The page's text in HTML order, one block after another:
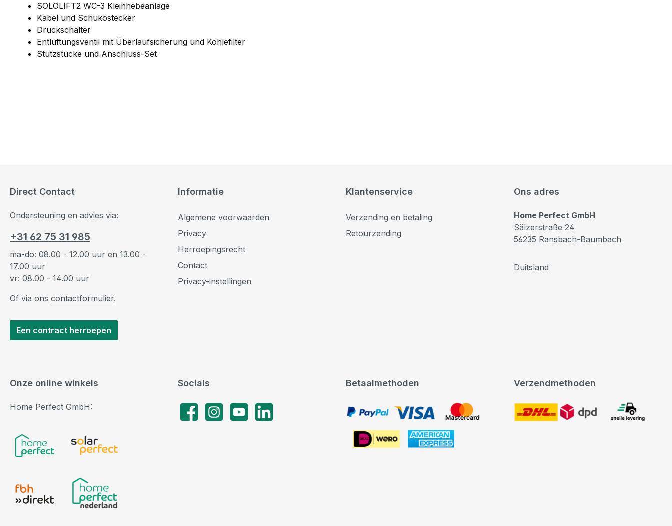
SOLOLIFT2 WC-3 Kleinhebeanlage
Kabel und Schukostecker
Druckschalter
Entlüftungsventil mit Überlaufsicherung und Kohlefilter
Stutzstücke und Anschluss-Set
Direct Contact
Ondersteuning en advies via:
+31 62 75 31 985
ma-do: 08.00 - 12.00 uur en 13.00 -
17.00 uur
vr: 08.00 - 14.00 uur
Of via ons contactformulier.
Een contract herroepen
Informatie
Algemene voorwaarden
Privacy
Herroepingsrecht
Contact
Privacy-instellingen
Klantenservice
Verzending en betaling
Retourzending
Betaalmethoden
PayPal, VISA, Mastercard
Verzendmethoden
Ons adres
Home Perfect GmbH
Sälzerstraße 24
56235 Ransbach-Baumbach
Duitsland
Socials
FacebookInstagramYouTubeLinkedIn
Onze online winkels
Home Perfect GmbH: